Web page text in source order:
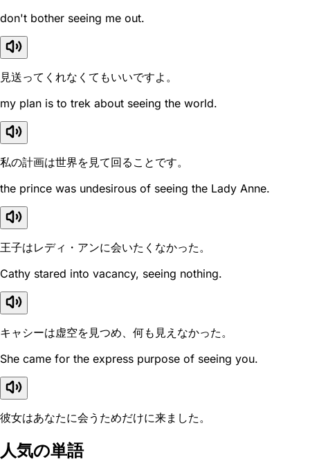
don't bother seeing me out.
見送ってくれなくてもいいですよ。
my plan is to trek about seeing the world.
私の計画は世界を見て回ることです。
the prince was undesirous of seeing the Lady Anne.
王子はレディ・アンに会いたくなかった。
Cathy stared into vacancy, seeing nothing.
キャシーは虚空を見つめ、何も見えなかった。
She came for the express purpose of seeing you.
彼女はあなたに会うためだけに来ました。
人気の単語